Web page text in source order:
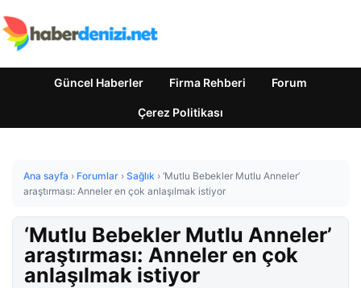
Güncel Haberler Firma Rehberi Forum
Çerez Politikası
Ana sayfa › Forumlar › Sağlık › ‘Mutlu Bebekler Mutlu Anneler’
araştırması: Anneler en çok anlaşılmak istiyor
‘Mutlu Bebekler Mutlu Anneler’
araştırması: Anneler en çok
anlaşılmak istiyor